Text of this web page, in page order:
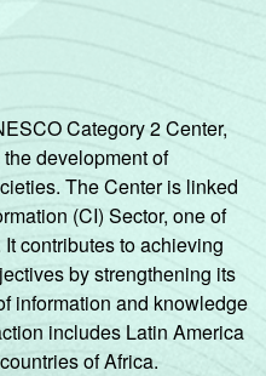
Category 2 Center,
development of
The Center is linked
(CI) Sector, one of
contributes to achieving
by strengthening its
information and knowledge
includes Latin America
of Africa.